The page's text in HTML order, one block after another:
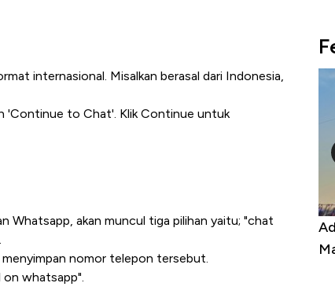
internasional. Misalkan berasal dari Indonesia,
'Continue to Chat'. Klik Continue untuk
Whatsapp, akan muncul tiga pilihan yaitu; "chat
nomor telepon tersebut.
on whatsapp".
Harga
Berbahaya
Adu Panas Kinerja Emiten
Mana yang Cuannya Paling